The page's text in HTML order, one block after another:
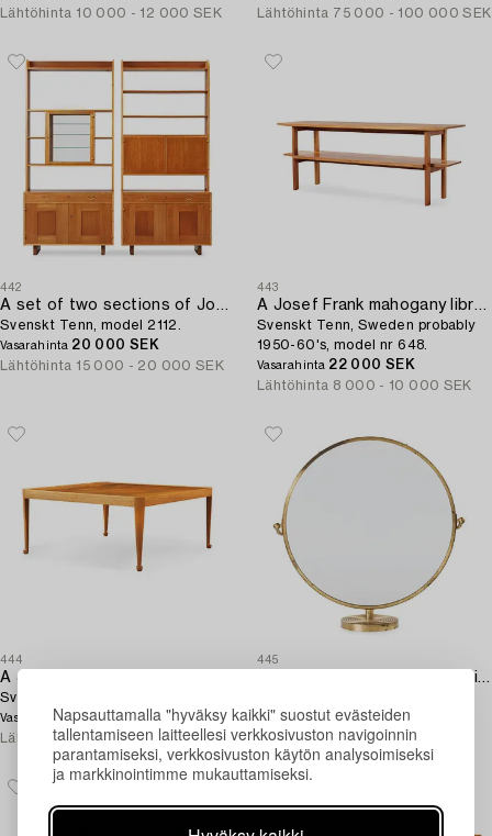
Napsauttamalla "hyväksy kaikki" suostut evästeiden
tallentamiseen laitteellesi verkkosivuston navigoinnin
parantamiseksi, verkkosivuston käytön analysoimiseksi
ja markkinointimme mukauttamiseksi.
Lähtöhinta 10 000 - 12 000 SEK
Lähtöhinta 75 000 - 100 000 SEK
442
A set of two sections of Josef Frank mahogany book cases,
Svenskt Tenn, model 2112.
Vasarahinta 20 000 SEK
Lähtöhinta 15 000 - 20 000 SEK
443
A Josef Frank mahogany library table,
Svenskt Tenn, Sweden probably
1950-60's, model nr 648.
Vasarahinta 22 000 SEK
Lähtöhinta 8 000 - 10 000 SEK
444
Svenskt Tenn, model 2073.
Vasarahinta10 000 SEK
Lähtöhinta 12 000 - 15 000 SEK
445
A Josef Frank brass table mirror,
Vasarahinta18 000 SEK
Lähtöhinta
5 000 - 6 000 SEK